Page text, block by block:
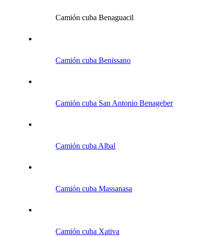
Camión cuba Benaguacil
Camión cuba Benissano
Camión cuba San Antonio Benageber
Camión cuba Albal
Camión cuba Massanasa
Camión cuba Xativa